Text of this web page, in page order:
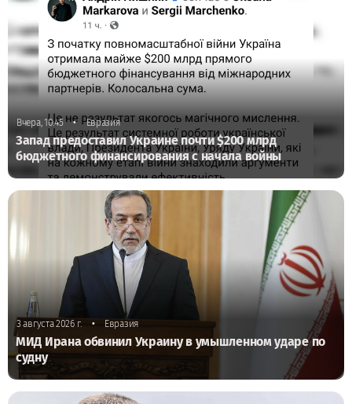
Вчера, 10:45 • Евразия
Запад предоставил Украине почти $200 млрд
бюджетного финансирования с начала войны
3 августа 2026 г. • Евразия
МИД Ирана обвинил Украину в умышленном ударе по
судну